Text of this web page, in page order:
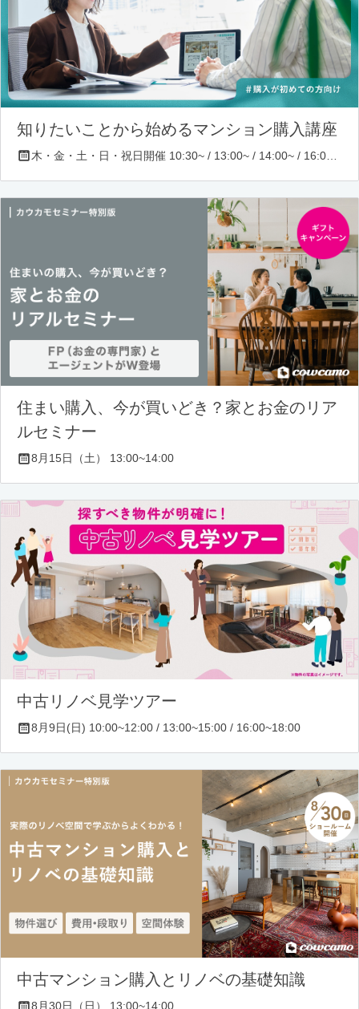
知りたいことから始めるマンション購入講座
住まい購入、今が買いどき？家とお金のリア
ルセミナー
8月15日（土） 13:00~14:00
中古リノベ見学ツアー
8月9日(日) 10:00~12:00 / 13:00~15:00 / 16:00~18:00
中古マンション購入とリノベの基礎知識
8月30日（日） 13:00~14:00